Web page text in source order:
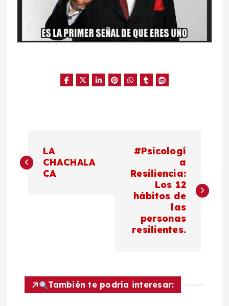
a
c
LA
CHACHALA
CA
#Psicologí
a
Resiliencia:
Los 12
hábitos de
las
personas
resilientes.
También te podría interesar: